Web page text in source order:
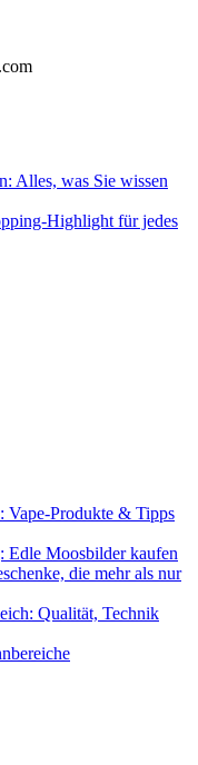
Alles, was Sie wissen
Highlight für jedes
Vape-Produkte & Tipps
Edle Moosbilder kaufen
die mehr als nur
Qualität, Technik